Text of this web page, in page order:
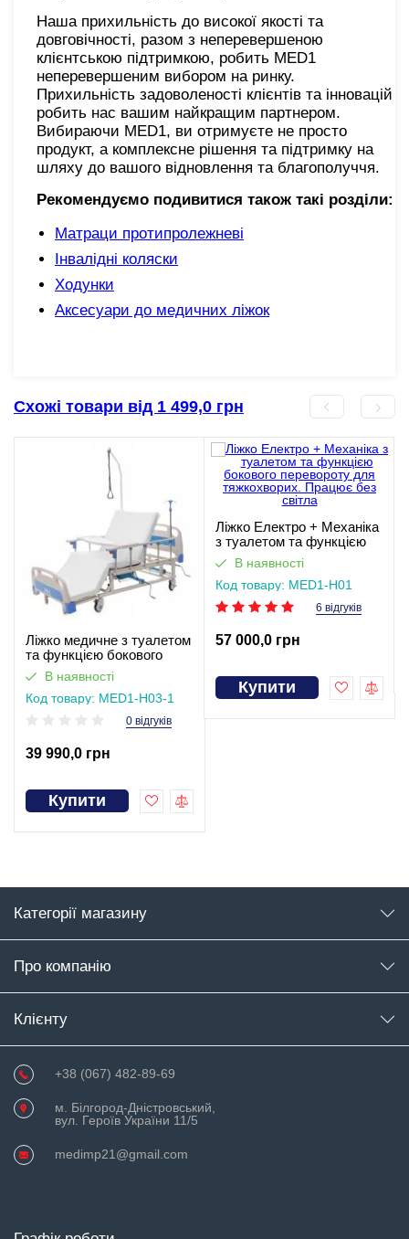
Наша прихильність до високої якості та
довговічності, разом з неперевершеною
клієнтською підтримкою, робить MED1
неперевершеним вибором на ринку.
Прихильність задоволеності клієнтів та інновацій
робить нас вашим найкращим партнером.
Вибираючи MED1, ви отримуєте не просто
продукт, а комплексне рішення та підтримку на
шляху до вашого відновлення та благополуччя.
Рекомендуємо подивитися також такі розділи:
Матраци протипролежневі
Інвалідні коляски
Ходунки
Аксесуари до медичних ліжок
Схожі товари від 1 499,0 грн
Ліжко медичне з туалетом
та функцією бокового
перевороту для
тяжкохворих (відеоогляд)
В наявності
Код товару: MED1-H03-1
0 відгуків
39 990,0 грн
Купити
Ліжко Електро + Механіка
з туалетом та функцією
бокового перевороту для
тяжкохворих. Працює без
світла
В наявності
Код товару: MED1-H01
6 відгуків
57 000,0 грн
Купити
Категорії магазину
Про компанію
Клієнту
+38 (067) 482-89-69
м. Білгород-Дністровський,
вул. Героїв України 11/5
medimp21@gmail.com